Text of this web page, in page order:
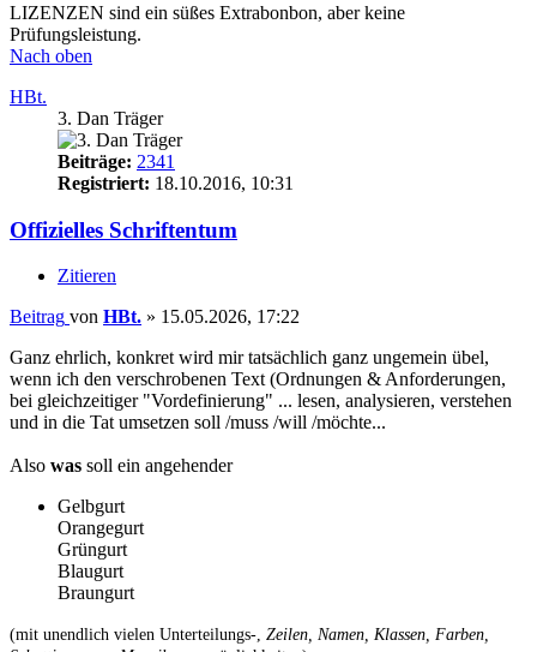
LIZENZEN sind ein süßes Extrabonbon, aber keine
Prüfungsleistung.
Nach oben
HBt.
3. Dan Träger
Beiträge: 2341
Registriert: 18.10.2016, 10:31
Offizielles Schriftentum
Zitieren
Beitrag von HBt. » 15.05.2026, 17:22
Ganz ehrlich, konkret wird mir tatsächlich ganz ungemein übel,
wenn ich den verschrobenen Text (Ordnungen & Anforderungen,
bei gleichzeitiger "Vordefinierung" ... lesen, analysieren, verstehen
und in die Tat umsetzen soll /muss /will /möchte...
Also was soll ein angehender
Gelbgurt
Orangegurt
Grüngurt
Blaugurt
Braungurt
(mit unendlich vielen Unterteilungs-, Zeilen, Namen, Klassen, Farben,